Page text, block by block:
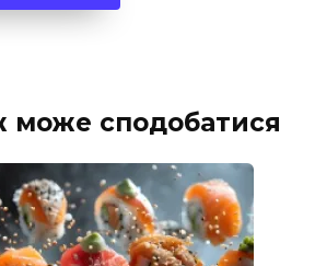
може сподобатися